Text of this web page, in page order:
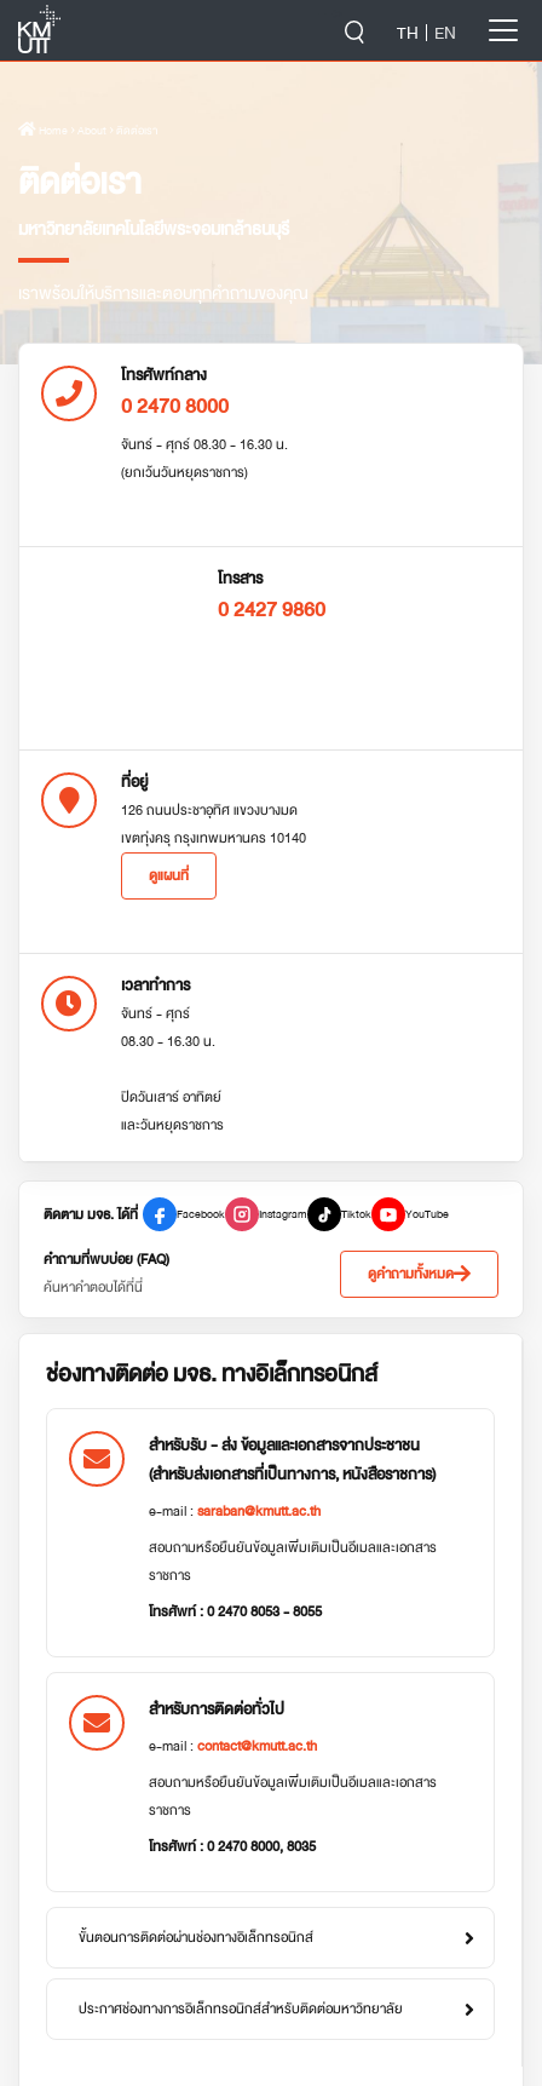
TH EN
Home › About › ติดต่อเรา
ติดต่อเรา
มหาวิทยาลัยเทคโนโลยีพระจอมเกล้าธนบุรี
เราพร้อมให้บริการและตอบทุกคำถามของคุณ
โทรศัพท์กลาง
0 2470 8000
จันทร์ - ศุกร์ 08.30 - 16.30 น.
(ยกเว้นวันหยุดราชการ)
โทรสาร
0 2427 9860
ที่อยู่
126 ถนนประชาอุทิศ แขวงบางมด
เขตทุ่งครุ กรุงเทพมหานคร 10140
ดูแผนที่
เวลาทำการ
จันทร์ - ศุกร์
08.30 - 16.30 น.
ปิดวันเสาร์ อาทิตย์
และวันหยุดราชการ
ติดตาม มจธ. ได้ที่ Facebook Instagram Tiktok YouTube
คำถามที่พบบ่อย (FAQ)
ค้นหาคำตอบได้ที่นี่
ดูคำถามทั้งหมด
ช่องทางติดต่อ มจธ. ทางอิเล็กทรอนิกส์
สำหรับรับ - ส่ง ข้อมูลและเอกสารจากประชาชน
(สำหรับส่งเอกสารที่เป็นทางการ, หนังสือราชการ)
e-mail :saraban@kmutt.ac.th
สอบถามหรือยืนยันข้อมูลเพิ่มเติมเป็นอีเมลและเอกสาร
ราชการ
โทรศัพท์ : 0 2470 8053 - 8055
สำหรับการติดต่อทั่วไป
e-mail :contact@kmutt.ac.th
สอบถามหรือยืนยันข้อมูลเพิ่มเติมเป็นอีเมลและเอกสาร
ราชการ
โทรศัพท์ : 0 2470 8000, 8035
ขั้นตอนการติดต่อผ่านช่องทางอิเล็กทรอนิกส์
ประกาศช่องทางการอิเล็กทรอนิกส์สำหรับติดต่อมหาวิทยาลัย